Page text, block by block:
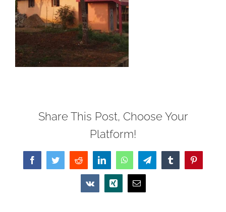
Share This Post, Choose Your
Platform!
FacebookTwitterReddit LinkedInWhatsAppTelegramTumblrPinterest
Vk Xing Email